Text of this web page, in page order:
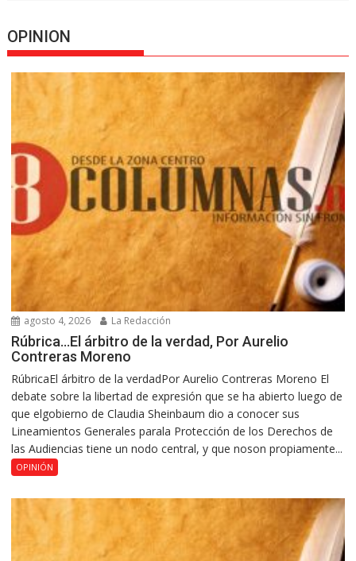
OPINION
agosto 4, 2026 La Redacción
Rúbrica…El árbitro de la verdad, Por Aurelio
Contreras Moreno
RúbricaEl árbitro de la verdadPor Aurelio Contreras Moreno El
debate sobre la libertad de expresión que se ha abierto luego de
que elgobierno de Claudia Sheinbaum dio a conocer sus
Lineamientos Generales parala Protección de los Derechos de
las Audiencias tiene un nodo central, y que noson propiamente...
OPINIÓN